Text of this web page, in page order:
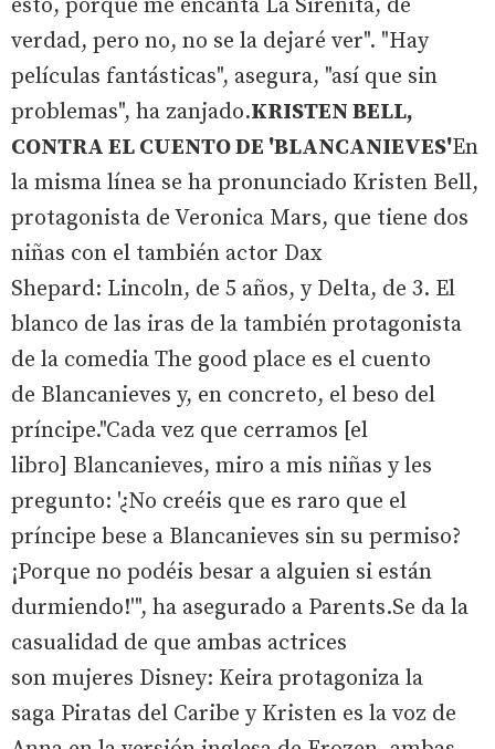
esto, porque me encanta La Sirenita, de
verdad, pero no, no se la dejaré ver". "Hay
películas fantásticas", asegura, "así que sin
problemas", ha zanjado.KRISTEN BELL,
CONTRA EL CUENTO DE 'BLANCANIEVES'En
la misma línea se ha pronunciado Kristen Bell,
protagonista de Veronica Mars, que tiene dos
niñas con el también actor Dax
Shepard: Lincoln, de 5 años, y Delta, de 3. El
blanco de las iras de la también protagonista
de la comedia The good place es el cuento
de Blancanieves y, en concreto, el beso del
príncipe."Cada vez que cerramos [el
libro] Blancanieves, miro a mis niñas y les
pregunto: '¿No creéis que es raro que el
príncipe bese a Blancanieves sin su permiso?
¡Porque no podéis besar a alguien si están
durmiendo!'", ha asegurado a Parents.Se da la
casualidad de que ambas actrices
son mujeres Disney: Keira protagoniza la
saga Piratas del Caribe y Kristen es la voz de